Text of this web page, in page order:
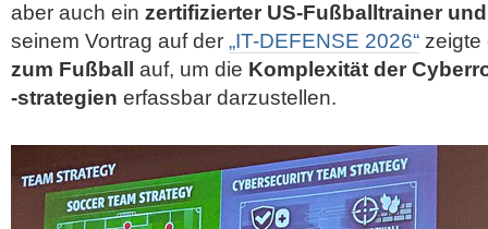
aber auch ein zertifizierter US-Fußballtrainer
seinem Vortrag auf der „IT-DEFENSE 2026“
zum Fußball
auf, um die Komplexität der
‑strategien erfassbar darzustellen.